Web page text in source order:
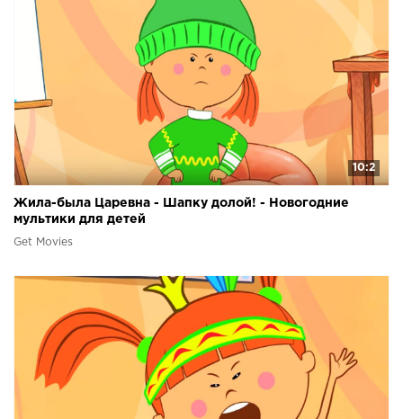
10:2
Жила-была Царевна - Шапку долой! - Новогодние
мультики для детей
Get Movies